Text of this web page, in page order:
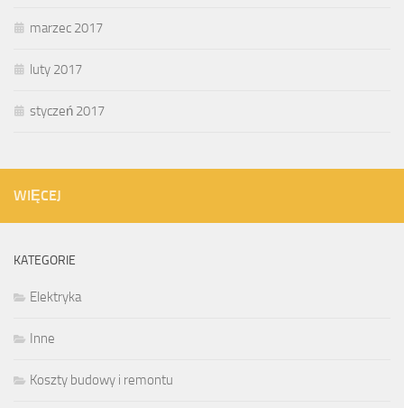
marzec 2017
luty 2017
styczeń 2017
WIĘCEJ
KATEGORIE
Elektryka
Inne
Koszty budowy i remontu